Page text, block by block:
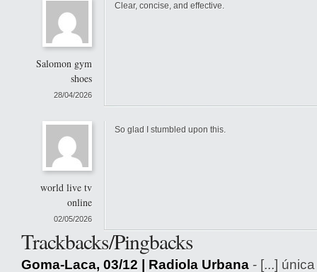
Salomon gym
shoes
28/04/2026
Clear, concise, and effective.
world live tv
online
02/05/2026
So glad I stumbled upon this.
Trackbacks/Pingbacks
Goma-Laca, 03/12 | Radiola Urbana - [...]